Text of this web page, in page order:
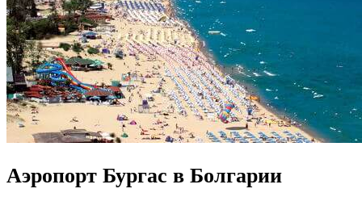
Аэропорт Бургас в Болгарии